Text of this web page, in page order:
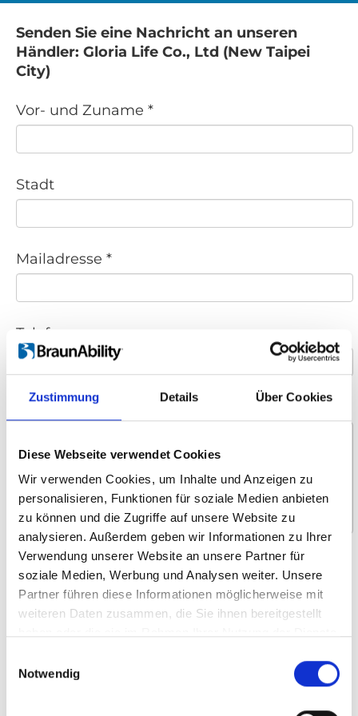
Zustimmung Details Über Cookies
Diese Webseite verwendet Cookies
Wir verwenden Cookies, um Inhalte und Anzeigen zu
personalisieren, Funktionen für soziale Medien anbieten
zu können und die Zugriffe auf unsere Website zu
analysieren. Außerdem geben wir Informationen zu Ihrer
Verwendung unserer Website an unsere Partner für
soziale Medien, Werbung und Analysen weiter. Unsere
Partner führen diese Informationen möglicherweise mit
weiteren Daten zusammen, die Sie ihnen bereitgestellt
Notwendig
Senden Sie eine Nachricht an unseren
Händler: Gloria Life Co., Ltd (New Taipei
City)
Vor- und Zuname *
Stadt
Mailadresse *
Telefonnr.
Nachricht *
Wofür interessieren Sie sich?
Um- und Hinsetzen
Heben und Verstauen
Rollstuhllifte